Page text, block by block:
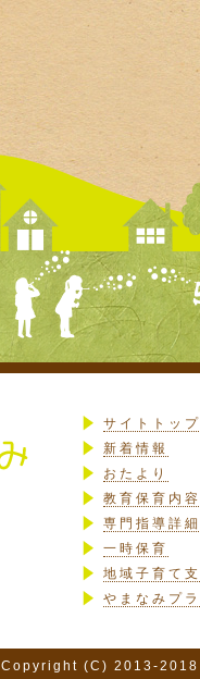
サイトトップ
新着情報
おたより
教育保育内
専門指導詳細
一時保育
地域子育て
やまなみプ
Copyright (C) 2013-